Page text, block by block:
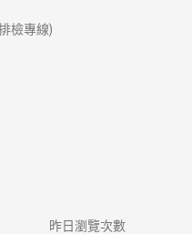
檢專線)
昨日瀏覽次數